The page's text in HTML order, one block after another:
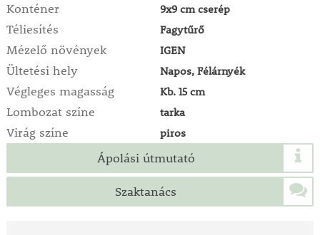
Konténer 9x9 cm cserép
Téliesítés Fagytűrő
Mézelő növények IGEN
Ültetési hely Napos, Félárnyék
Végleges magasság Kb. 15 cm
Lombozat színe tarka
Virág színe piros
Ápolási útmutató
Szaktanács